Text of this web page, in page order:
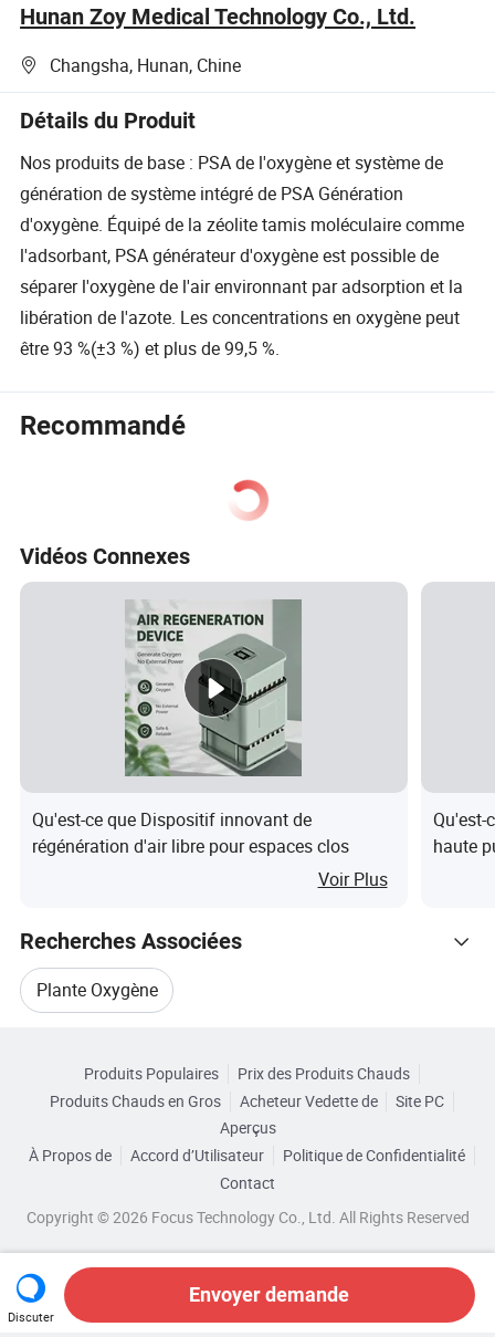
Hunan Zoy Medical Technology Co., Ltd.
Changsha, Hunan, Chine
Détails du Produit
Nos produits de base : PSA de l'oxygène et système de
génération de système intégré de PSA Génération
d'oxygène. Équipé de la zéolite tamis moléculaire comme
l'adsorbant, PSA générateur d'oxygène est possible de
séparer l'oxygène de l'air environnant par adsorption et la
libération de l'azote. Les concentrations en oxygène peut
être 93 %(±3 %) et plus de 99,5 %.
Recommandé
Vidéos Connexes
Qu'est-ce que Dispositif innovant de
régénération d'air libre pour espaces clos
Voir Plus
Qu'est-
haute
Recherches Associées
Plante Oxygène
Générateurs D'oxygène
Générateur De Gaz Oxygène
Générateur D'eau Oxygénée
Système De Générateur D'oxygène
Produits Populaires
Prix des Produits Chauds
Produits Chauds en Gros
Acheteur Vedette de
Site PC
Aperçus
À Propos de
Accord d’Utilisateur
Politique de Confidentialité
Contact
Copyright © 2026 Focus Technology Co., Ltd. All Rights Reserved
Discuter
Envoyer demande